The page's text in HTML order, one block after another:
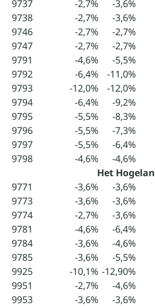
9737
-2,7% -3,6%
9738
-2,7% -3,6%
9746
-2,7% -2,7%
9747
-2,7% -2,7%
9791
-4,6% -5,5%
9792
-6,4% -11,0%
9793
-12,0% -12,0%
9794
-6,4% -9,2%
9795
-5,5% -8,3%
9796
-5,5% -7,3%
9797
-5,5% -6,4%
9798
-4,6% -4,6%
Het
9771
-3,6% -3,6%
9773
-3,6% -3,6%
9774
-2,7% -3,6%
9781
-4,6% -6,4%
9784
-3,6% -4,6%
9785
-3,6% -5,5%
9925
-10,1% -12,90%
9951
-2,7% -4,6%
9953
-3,6% -3,6%